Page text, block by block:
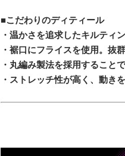
■こだわりのディティール
・温かさを追求したキルティ
・裾口にフライスを使用。抜
・丸編み製法を採用すること
・ストレッチ性が高く、動き